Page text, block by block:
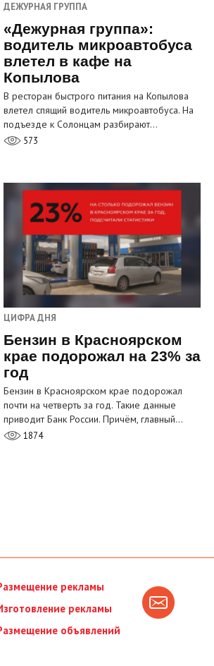
ДЕЖУРНАЯ ГРУППА
«Дежурная группа»:
водитель микроавтобуса
влетел в кафе на
Копылова
В ресторан быстрого питания на Копылова
влетел спящий водитель микроавтобуса. На
подъезде к Солонцам разбирают…
573
ЦИФРА ДНЯ
Бензин в Красноярском
крае подорожал на 23% за
год
Бензин в Красноярском крае подорожал
почти на четверть за год. Такие данные
приводит Банк России. Причём, главный…
1874
рекламы
рекламы
объявлений